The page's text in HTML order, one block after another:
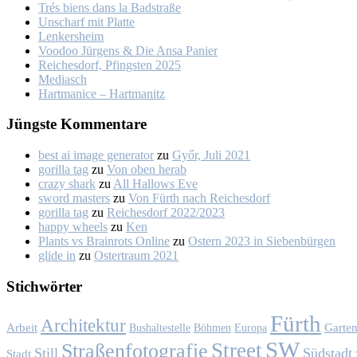
Trés biens dans la Bad­stra­ße
Un­scharf mit Plat­te
Len­kers­heim
Voo­doo Jür­gens & Die An­sa Pa­nier
Rei­ches­dorf, Pfings­ten 2025
Me­dia­sch
Hart­ma­nice – Hart­ma­nitz
Jüngs­te Kom­men­ta­re
best ai image generator zu Győr, Ju­li 2021
gorilla tag zu Von oben her­ab
crazy shark zu All Hal­lows Eve
sword masters zu Von Fürth nach Rei­ches­dorf
gorilla tag zu Rei­ches­dorf 2022/2023
happy wheels zu Ken
Plants vs Brainrots Online zu Os­tern 2023 in Sie­ben­bür­gen
glide in zu Os­ter­traum 2021
Stich­wör­ter
Arbeit Architektur Bushaltestelle Böhmen Europa Fürth Garten
Stadt Still Straßenfotografie Street SW Südstadt